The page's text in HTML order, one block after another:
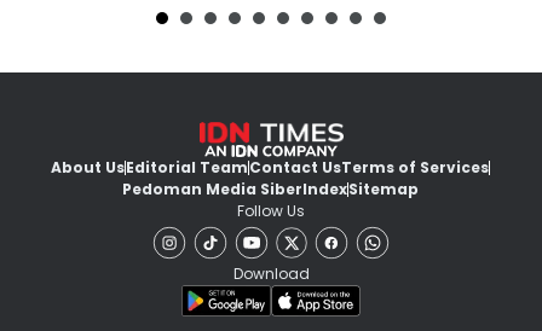
About UsEditorial TeamContact UsTerms of Services
Pedoman Media SiberIndexSitemap
Follow Us
Download